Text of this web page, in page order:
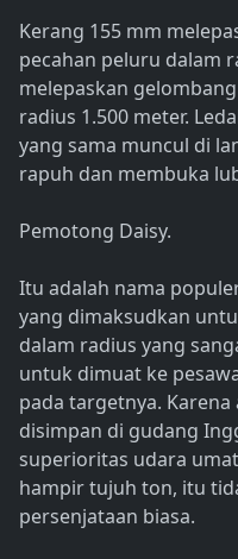
Kerang 155 mm
pecahan peluru dalam
melepaskan
radius 1.500 meter.
yang sama muncul di
rapuh dan membuka
Pemotong Daisy.
Itu adalah nama
yang dimaksudkan
dalam radius yang
untuk dimuat ke
pada targetnya.
disimpan di gudang
superioritas udara
hampir tujuh ton, itu
persenjataan biasa.